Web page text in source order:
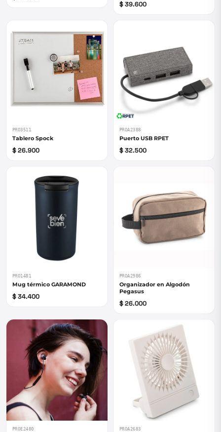
$ 39.600
PRO3511
Tablero Spock
$ 26.900
PROA2388
Puerto USB RPET
$ 32.500
PRO1481
Mug térmico GARAMOND
$ 34.400
PROA2986
Organizador en Algodón
Pegasus
$ 26.000
PROE2480 PROA2683